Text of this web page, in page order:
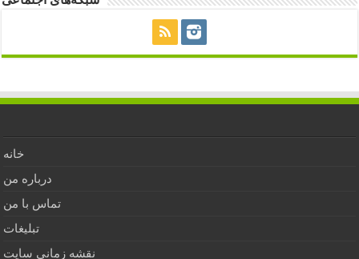
خانه
درباره من
تماس با من
تبلیغات
نقشه زمانی سایت